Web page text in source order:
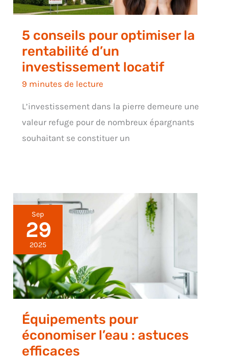
5 conseils pour optimiser la
rentabilité d’un
investissement locatif
9 minutes de lecture
L’investissement dans la pierre demeure une
valeur refuge pour de nombreux épargnants
souhaitant se constituer un
Sep
29
2025
Équipements pour
économiser l’eau : astuces
efficaces